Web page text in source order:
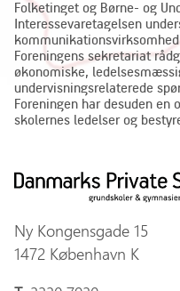
Folketinget og Børne- og
Interessevaretagelsen
Foreningens sekretariat
økonomiske,
undervisningsrelaterede
Foreningen har desuden
skolernes ledelser og
Ny Kongensgade 15
1472 København K